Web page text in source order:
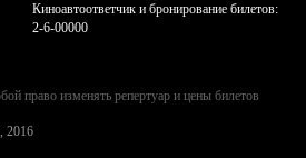
Киноавтоответчик и бронирование билетов:
2-6-00000
право изменять репертуар и цены билетов
2016